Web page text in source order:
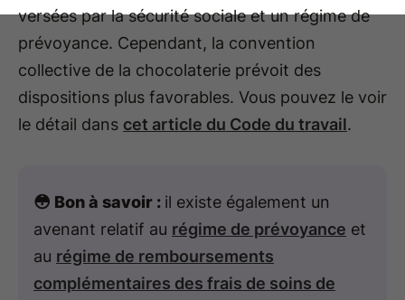
versées par la sécurité sociale et un régime de
prévoyance. Cependant, la convention
collective de la chocolaterie prévoit des
dispositions plus favorables. Vous pouvez le voir
le détail dans cet article du Code du travail.
😳 Bon à savoir : il existe également un
avenant relatif au régime de prévoyance et
au régime de remboursements
complémentaires des frais de soins de